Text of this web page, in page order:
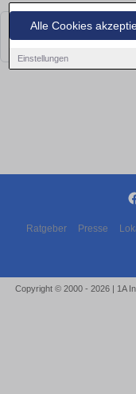
Alle Cookies
Einstellungen
Leider konnten wir derzeit
bald wieder vorbei!
Ratgeber Presse
Copyright © 2000 - 2026 | 1A